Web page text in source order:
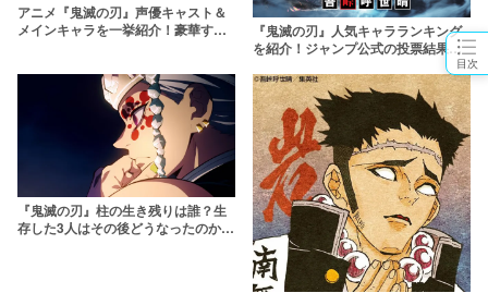
目次
アニメ『鬼滅の刃』声優キャスト＆
メインキャラを一挙紹介！豪華すぎ
『鬼滅の刃』人気キャラランキング
を紹介！ジャンプ公式の投票結果や
『鬼滅の刃』柱の生き残りは誰？生
存した3人はその後どうなったのか解